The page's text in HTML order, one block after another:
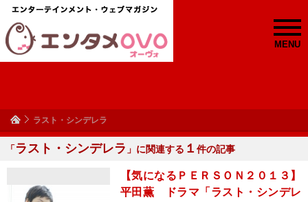
MENU
ラスト・シンデレラ
「ラスト・シンデレラ 」に関連する １ 件の記事
【気になるＰＥＲＳＯＮ２０１３】
平田薫 ドラマ「ラスト・シンデレ